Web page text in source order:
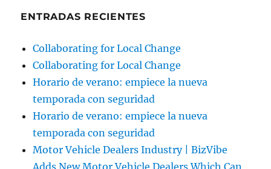
ENTRADAS RECIENTES
Collaborating for Local Change
Collaborating for Local Change
Horario de verano: empiece la nueva
temporada con seguridad
Horario de verano: empiece la nueva
temporada con seguridad
Motor Vehicle Dealers Industry | BizVibe
Adds New Motor Vehicle Dealers Which Can